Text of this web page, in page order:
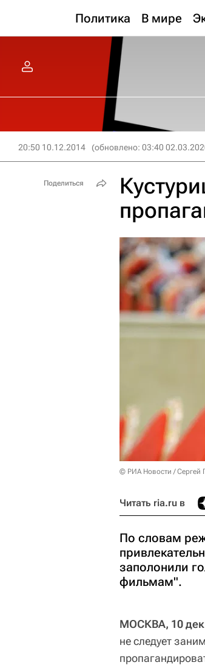
Политика В мире
20:50 10.12.2014 (обновлено: 03:40
© РИА Новости / Сергей
Читать ria.ru в
По словам
заполонили
фильмам".
МОСКВА, 10
не следует
Поделиться